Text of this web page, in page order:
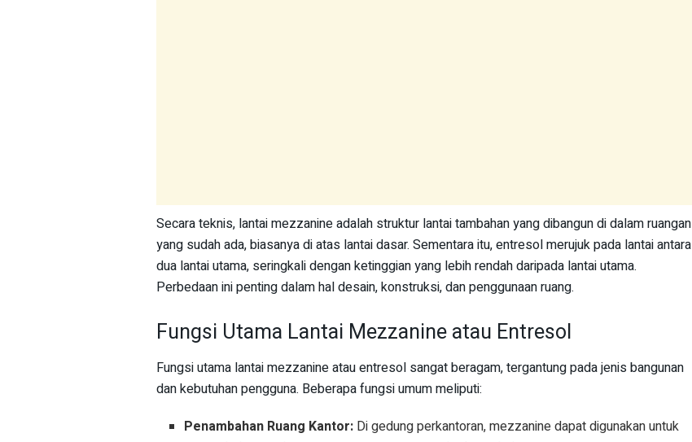
Secara teknis, lantai mezzanine adalah struktur lantai tambahan yang dibangun di dalam ruangan
yang sudah ada, biasanya di atas lantai dasar. Sementara itu, entresol merujuk pada lantai antara
dua lantai utama, seringkali dengan ketinggian yang lebih rendah daripada lantai utama.
Perbedaan ini penting dalam hal desain, konstruksi, dan penggunaan ruang.
Fungsi Utama Lantai Mezzanine atau Entresol
Fungsi utama lantai mezzanine atau entresol sangat beragam, tergantung pada jenis bangunan
dan kebutuhan pengguna. Beberapa fungsi umum meliputi:
Penambahan Ruang Kantor: Di gedung perkantoran, mezzanine dapat digunakan untuk